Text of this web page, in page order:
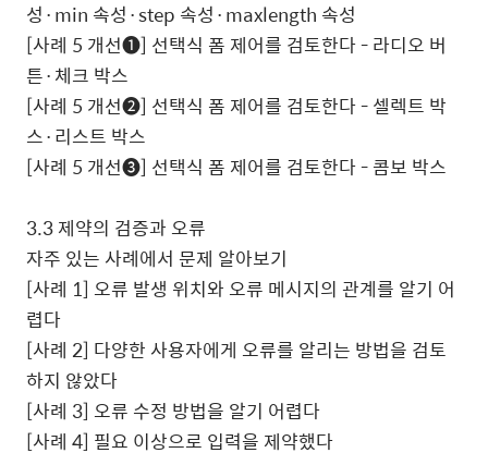
성·min 속성·step 속성·maxlength 속성
[사례 5 개선❶] 선택식 폼 제어를 검토한다-라디오 버
튼·체크 박스
[사례 5 개선❷] 선택식 폼 제어를 검토한다-셀렉트 박
스·리스트 박스
[사례 5 개선❸] 선택식 폼 제어를 검토한다-콤보 박스
3.3제약의 검증과 오류
자주 있는 사례에서 문제 알아보기
[사례 1] 오류 발생 위치와 오류 메시지의 관계를 알기 어
렵다
[사례 2] 다양한 사용자에게 오류를 알리는 방법을 검토
하지 않았다
[사례 3] 오류 수정 방법을 알기 어렵다
[사례 4] 필요 이상으로 입력을 제약했다